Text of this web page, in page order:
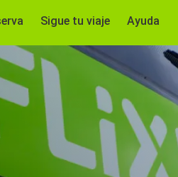
Sigue tu viaje Ayuda